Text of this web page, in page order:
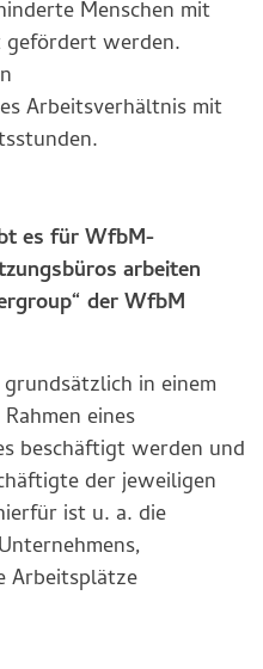
Menschen mit
werden.
Arbeitsverhältnis mit
es für WfbM-
arbeiten
der WfbM
in einem
eines
beschäftigt werden und
der jeweiligen
ist u. a. die
Arbeitsplätze